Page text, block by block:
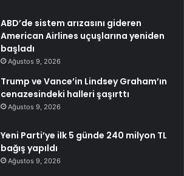
ABD’de sistem arızasını gideren
American Airlines uçuşlarına yeniden
başladı
Ağustos 9, 2026
Trump ve Vance’in Lindsey Graham’ın
cenazesindeki halleri şaşırttı
Ağustos 9, 2026
Yeni Parti’ye ilk 5 günde 240 milyon TL
bağış yapıldı
Ağustos 9, 2026